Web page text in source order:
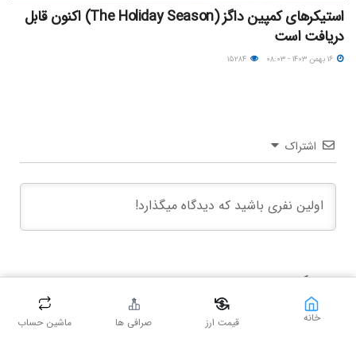
استیکرهای کمپین داگز (The Holiday Season) اکنون قابل
دریافت است
اشتراک
۰دیدگاه
خانه قیمت ارز صرافی ها ماشین حساب